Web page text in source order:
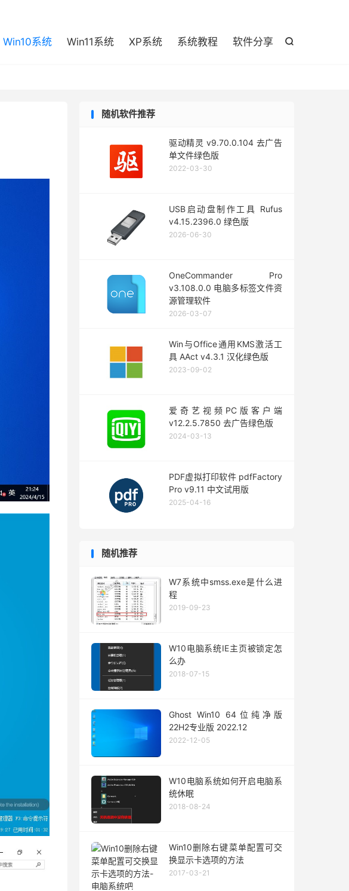

Win10系统 Win11系统 XP系统 系统教程 软件分享
随机软件推荐
驱动精灵 v9.70.0.104 去广告
单文件绿色版
2022-03-30
USB启动盘制作工具 Rufus
v4.15.2396.0 绿色版
2026-06-30
OneCommander Pro
v3.108.0.0 电脑多标签文件资
源管理软件
2026-03-07
Win与Office通用KMS激活工
具 AAct v4.3.1 汉化绿色版
2023-09-02
爱奇艺视频PC版客户端
v12.2.5.7850 去广告绿色版
2024-03-13
PDF虚拟打印软件 pdfFactory
Pro v9.11 中文试用版
2025-04-16
随机推荐
W7系统中smss.exe是什么进
程
2019-09-23
W10电脑系统IE主页被锁定怎
么办
2018-07-15
Ghost Win10 64位纯净版
22H2专业版 2022.12
2022-12-05
W10电脑系统如何开启电脑系
统休眠
2018-08-24
Win10删除右键菜单配置可交
换显示卡选项的方法
2017-03-21